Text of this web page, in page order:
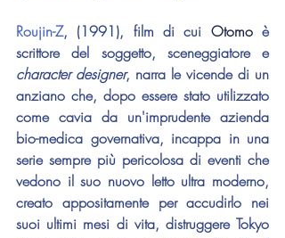
Roujin-Z, (1991), film di cui Otomo è
scrittore del soggetto, sceneggiatore e
character designer, narra le vicende di un
anziano che, dopo essere stato utilizzato
come cavia da un'imprudente azienda
bio-medica governativa, incappa in una
serie sempre più pericolosa di eventi che
vedono il suo nuovo letto ultra moderno,
creato appositamente per accudirlo nei
suoi ultimi mesi di vita, distruggere Tokyo